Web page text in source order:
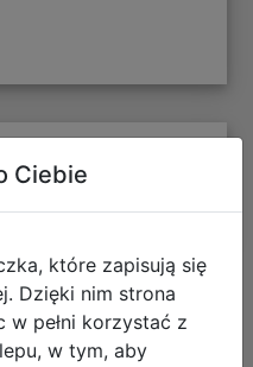
Buddy 5el.
+ Worek
Ciebie
które zapisują się
Dzięki nim strona
w pełni korzystać z
w tym, aby